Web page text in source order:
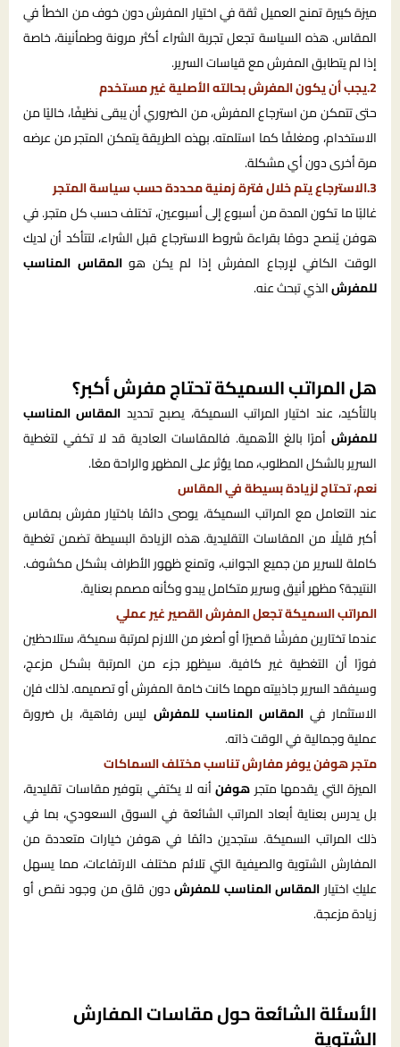
ميزة كبيرة تمنح العميل ثقة في اختيار المفرش دون خوف من الخطأ في
المقاس. هذه السياسة تجعل تجربة الشراء أكثر مرونة وطمأنينة، خاصة
إذا لم يتطابق المفرش مع قياسات السرير.
2.يجب أن يكون المفرش بحالته الأصلية غير مستخدم
حتى تتمكن من استرجاع المفرش، من الضروري أن يبقى نظيفًا، خاليًا من
الاستخدام، ومغلفًا كما استلمته. بهذه الطريقة يتمكن المتجر من عرضه
مرة أخرى دون أي مشكلة.
3.الاسترجاع يتم خلال فترة زمنية محددة حسب سياسة المتجر
غالبًا ما تكون المدة من أسبوع إلى أسبوعين، تختلف حسب كل متجر. في
هوفن يُنصح دومًا بقراءة شروط الاسترجاع قبل الشراء، لتتأكد أن لديك
الوقت الكافي لإرجاع المفرش إذا لم يكن هوالمقاس المناسب
للمفرشالذي تبحث عنه.
هل المراتب السميكة تحتاج مفرش أكبر؟
بالتأكيد، عند اختيار المراتب السميكة، يصبح تحديد المقاس المناسب
للمفرش أمرًا بالغ الأهمية. فالمقاسات العادية قد لا تكفي لتغطية
السرير بالشكل المطلوب، مما يؤثر على المظهر والراحة معًا.
نعم، تحتاج لزيادة بسيطة في المقاس
عند التعامل مع المراتب السميكة، يوصى دائمًا باختيار مفرش بمقاس
أكبر قليلًا من المقاسات التقليدية. هذه الزيادة البسيطة تضمن تغطية
كاملة للسرير من جميع الجوانب، وتمنع ظهور الأطراف بشكل مكشوف.
النتيجة؟ مظهر أنيق وسرير متكامل يبدو وكأنه مصمم بعناية.
المراتب السميكة تجعل المفرش القصير غير عملي
عندما تختارين مفرشًا قصيرًا أو أصغر من اللازم لمرتبة سميكة، ستلاحظين
فورًا أن التغطية غير كافية. سيظهر جزء من المرتبة بشكل مزعج،
وسيفقد السرير جاذبيته مهما كانت خامة المفرش أو تصميمه. لذلك فإن
الاستثمار فيالمقاس المناسب للمفرش ليس رفاهية، بل ضرورة
عملية وجمالية في الوقت ذاته.
متجر هوفن يوفر مفارش تناسب مختلف السماكات
الميزة التي يقدمها متجر هوفنأنه لا يكتفي بتوفير مقاسات تقليدية،
بل يدرس بعناية أبعاد المراتب الشائعة في السوق السعودي، بما في
ذلك المراتب السميكة. ستجدين دائمًا في هوفن خيارات متعددة من
المفارش الشتوية والصيفية التي تلائم مختلف الارتفاعات، مما يسهل
عليكِ اختيار المقاس المناسب للمفرشدون قلق من وجود نقص أو
زيادة مزعجة.
الأسئلة الشائعة حول مقاسات المفارش
الشتوية